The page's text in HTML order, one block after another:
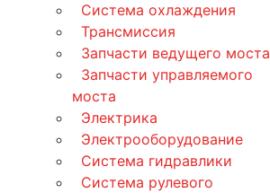
Система охлаждения
Трансмиссия
Запчасти ведущего моста
Запчасти управляемого
моста
Электрика
Электрооборудование
Система гидравлики
Система рулевого